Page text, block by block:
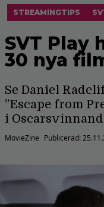
STREAMINGTIPS
SVT Play
30 nya
Se Daniel
”Escape from
i
MovieZine Publicerad: